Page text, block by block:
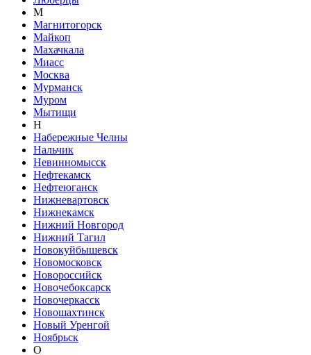
М
Магнитогорск
Майкоп
Махачкала
Миасс
Москва
Мурманск
Муром
Мытищи
Н
Набережные Челны
Нальчик
Невинномысск
Нефтекамск
Нефтеюганск
Нижневартовск
Нижнекамск
Нижний Новгород
Нижний Тагил
Новокуйбышевск
Новомосковск
Новороссийск
Новочебоксарск
Новочеркасск
Новошахтинск
Новый Уренгой
Ноябрьск
О